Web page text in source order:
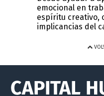
emocional en
espíritu creativo,
implicancias del